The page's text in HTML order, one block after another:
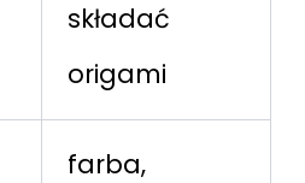
składać
origami
farba,